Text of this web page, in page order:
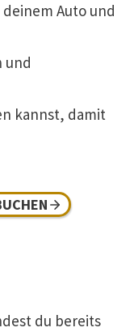
Auto und
und
kannst, damit
du bereits